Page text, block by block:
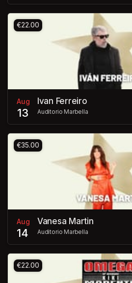
€22.00
Aug
13
Ivan Ferreiro
Auditorio Marbella
€35.00
Aug
14
Vanesa Martin
Auditorio Marbella
€22.00